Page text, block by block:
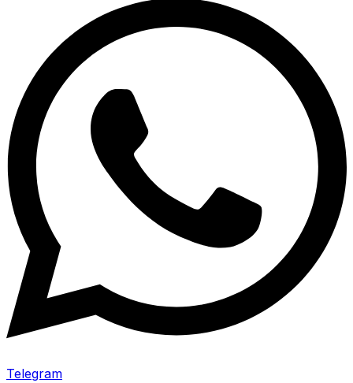
Telegram